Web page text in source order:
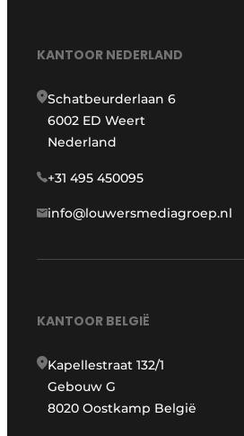
KANTOOR NEDERLAND
Schatbeurderlaan 6
6002 ED Weert
Nederland
+31 495 450095
info@louwersmediagroep.nl
KANTOOR BELGIË
Kapellestraat 132/1
Gebouw G
8020 Oostkamp België